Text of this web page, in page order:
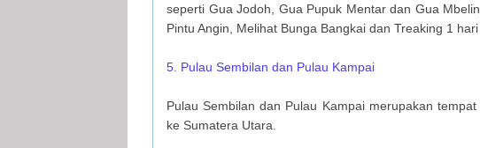
seperti Gua Jodoh, Gua Pupuk Mentar dan Gua
Pintu Angin, Melihat Bunga Bangkai dan Treaking 1
5. Pulau Sembilan dan Pulau Kampai
Pulau Sembilan dan Pulau Kampai merupakan
ke Sumatera Utara.